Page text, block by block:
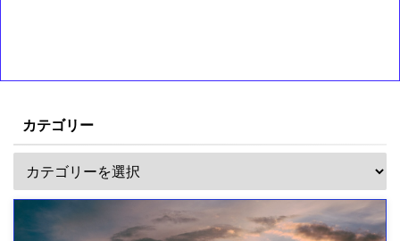
カテゴリー